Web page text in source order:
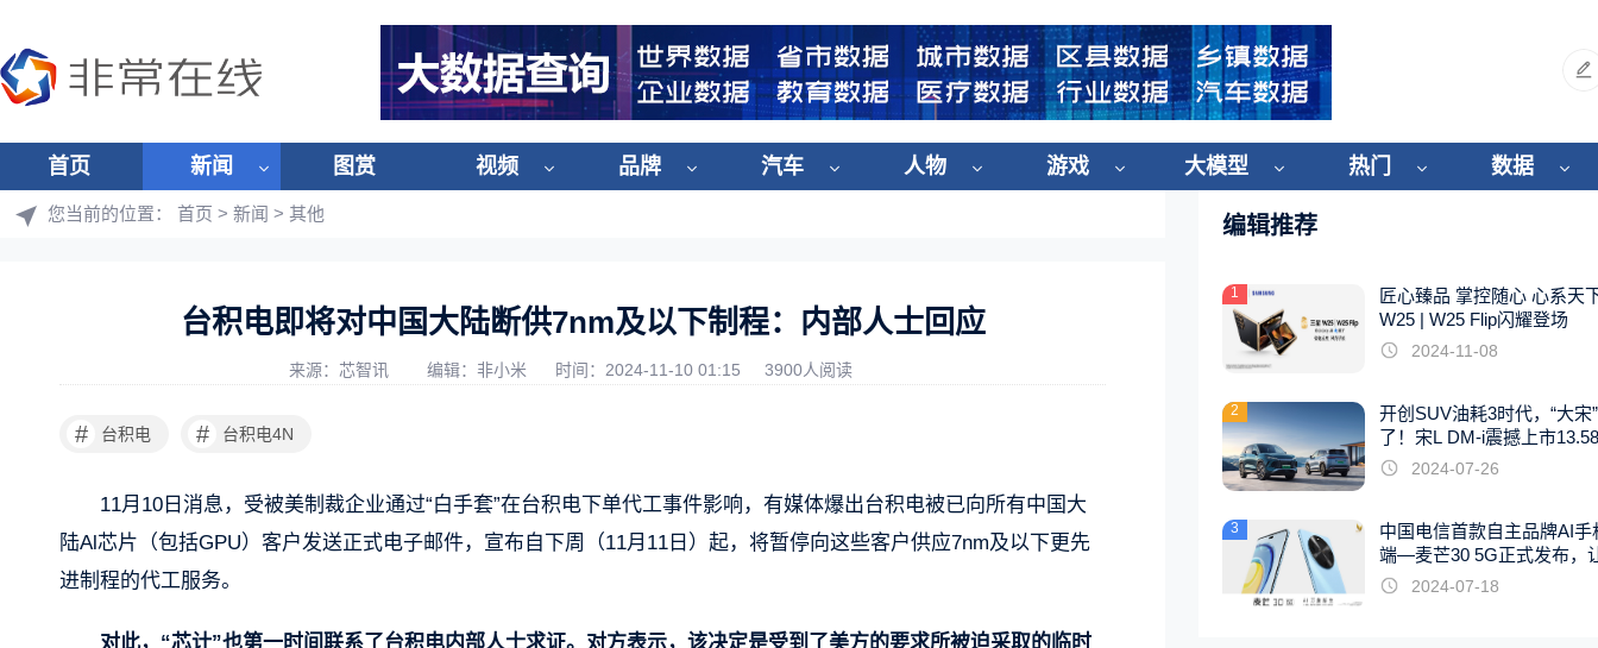
首页 新闻 图赏 视频 品牌 汽车 人物 游戏 大模型 热门 数据
您当前的位置： 首页 > 新闻 > 其他
台积电即将对中国大陆断供7nm及以下制程：内部人士回应
来源：芯智讯 编辑：非小米 时间：2024-11-10 01:15 3900人阅读
# 台积电 # 台积电4N
11月10日消息，受被美制裁企业通过“白手套”在台积电下单代工事件影响，有媒体爆出台积电被已向所有中国大
陆Al芯片（包括GPU）客户发送正式电子邮件，宣布自下周（11月11日）起，将暂停向这些客户供应7nm及以下更先
进制程的代工服务。
对此，“芯计”也第一时间联系了台积电内部人士求证。对方表示，该决定是受到了美方的要求所被迫采取的临时
编辑推荐
1
匠心臻品 掌控随心 心系天
W25 | W25 Flip闪耀登场
2024-11-08
2
开创SUV油耗3时代，“大宋
了！宋L DM-i震撼上市
起
2024-07-26
3
中国电信首款自主品牌AI手
端—麦芒30 5G正式发布，
触手可及2024-07-18